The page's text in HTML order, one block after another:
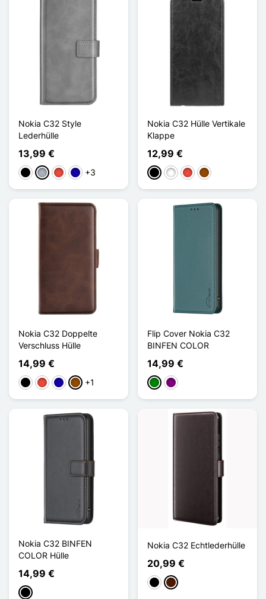
Nokia C32 Style
Lederhülle
13,99 €
Schwarz
GrauRot Dunkelblau
+3
Nokia C32 Hülle Vertikale
Klappe
12,99 €
Schwarz
WeißRot Braun
Nokia C32 Doppelte
Verschluss Hülle
14,99 €
Schwarz
Rot Dunkelblau
Braun
+1
Flip Cover Nokia C32
BINFEN COLOR
14,99 €
GrünViolett
Nokia C32 BINFEN
COLOR Hülle
14,99 €
Schwarz
Nokia C32 Echtlederhülle
20,99 €
SchwarzDunkelbraun